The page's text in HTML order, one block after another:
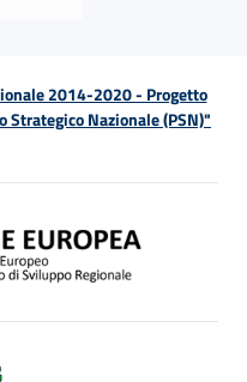
2014-2020 - Progetto
Nazionale (PSN)"